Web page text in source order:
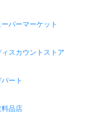
パーマーケット
スカウントストア
ート
品店